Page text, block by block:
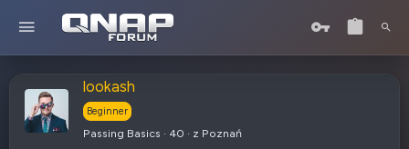
lookash
Beginner
Passing Basics · 40 · z Poznań